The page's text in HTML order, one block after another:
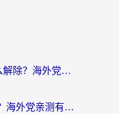
优酷手机app地域限制怎么解除？海外党亲测有效的追剧方案
全民K歌国外如何听原唱？海外党亲测有效的回国加速器选择指南